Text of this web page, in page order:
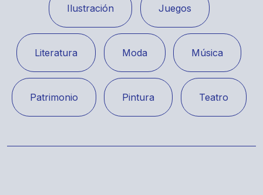
Ilustración Juegos
Literatura Moda Música
Patrimonio Pintura Teatro